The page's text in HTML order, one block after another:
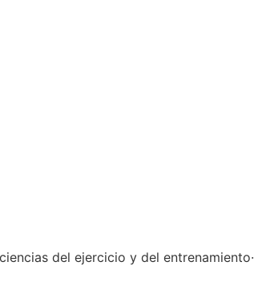
del ejercicio y del entrenamiento·